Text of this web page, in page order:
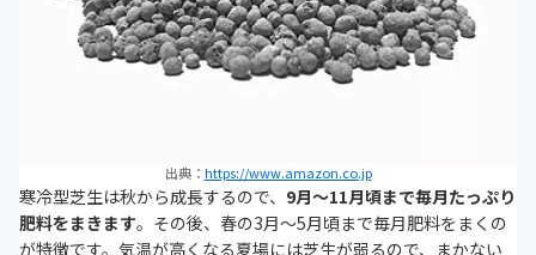
出典： https://www.amazon.co.jp
寒冷型芝生は秋から成長するので、 9月～11月頃まで毎月たっぷり
肥料をまきます。その後、春の3月～5月頃まで毎月肥料をまくの
が特徴です。気温が高くなる夏場には芝生が弱るので、まかない